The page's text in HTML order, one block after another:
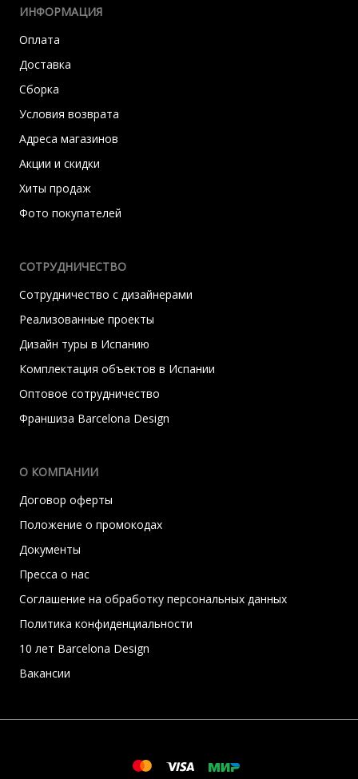
ИНФОРМАЦИЯ
Оплата
Доставка
Сборка
Условия возврата
Адреса магазинов
Акции и скидки
Хиты продаж
Фото покупателей
СОТРУДНИЧЕСТВО
Сотрудничество с дизайнерами
Реализованные проекты
Дизайн туры в Испанию
Комплектация объектов в Испании
Оптовое сотрудничество
Франшиза Barcelona Design
О КОМПАНИИ
Договор оферты
Положение о промокодах
Документы
Пресса о нас
Соглашение на обработку персональных данных
Политика конфиденциальности
10 лет Barcelona Design
Вакансии